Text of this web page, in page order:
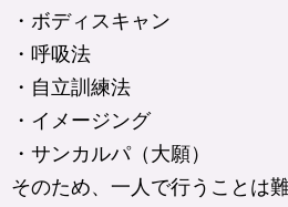
・ボディスキャン
・呼吸法
・自立訓練法
・イメージング
・サンカルパ（大願）
そのため、一人で行うことは